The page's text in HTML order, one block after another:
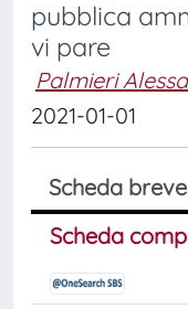
pubblica
vi pare
Palmieri
2021-01-01
Scheda breve
Scheda